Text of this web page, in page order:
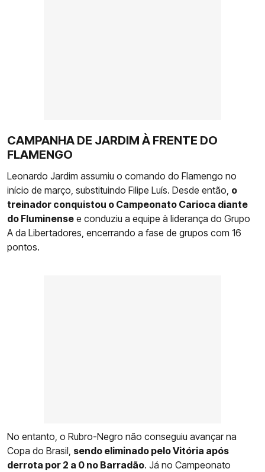
CAMPANHA DE JARDIM À FRENTE DO
FLAMENGO
Leonardo Jardim assumiu o comando do Flamengo no
início de março, substituindo Filipe Luís. Desde então, o
treinador conquistou o Campeonato Carioca diante
do Fluminense e conduziu a equipe à liderança do Grupo
A da Libertadores, encerrando a fase de grupos com 16
pontos.
No entanto, o Rubro-Negro não conseguiu avançar na
Copa do Brasil, sendo eliminado pelo Vitória após
derrota por 2 a 0 no Barradão. Já no Campeonato